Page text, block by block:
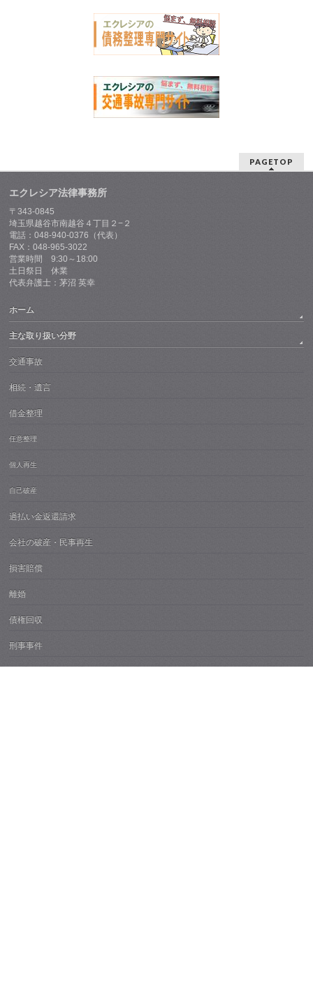
PAGETOP
エクレシア法律事務所
〒343-0845
埼玉県越谷市南越谷４丁目２−２
電話：048-940-0376（代表）
FAX：048-965-3022
営業時間 9:30～18:00
土日祭日 休業
代表弁護士：茅沼 英幸
ホーム
主な取り扱い分野
交通事故
相続・遺言
借金整理
任意整理
個人再生
自己破産
過払い金返還請求
会社の破産・民事再生
損害賠償
離婚
債権回収
刑事事件